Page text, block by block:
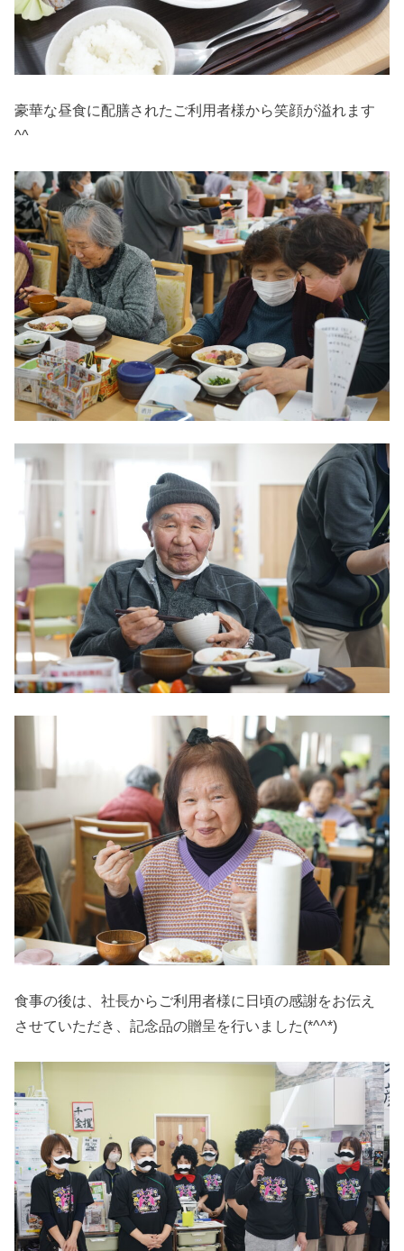
豪華な昼食に配膳されたご利用者様から笑顔が溢れます
^^
食事の後は、社長からご利用者様に日頃の感謝をお伝え
させていただき、記念品の贈呈を行いました(*^^*)